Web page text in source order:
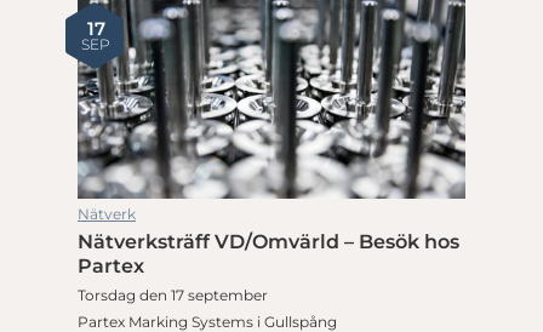
17
SEP
Nätverk
Nätverksträff VD/Omvärld – Besök hos
Partex
Torsdag den 17 september
Partex Marking Systems i Gullspång